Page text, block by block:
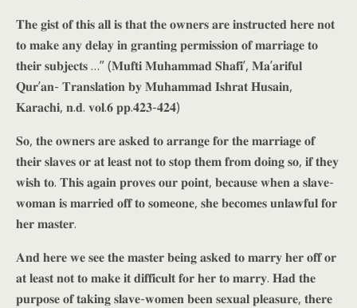
𝐓𝐡𝐞 𝐠𝐢𝐬𝐭 𝐨𝐟 𝐭𝐡𝐢𝐬 𝐚𝐥𝐥 𝐢𝐬 𝐭𝐡𝐚𝐭 𝐭𝐡𝐞 𝐨𝐰𝐧𝐞𝐫𝐬 𝐚𝐫𝐞 𝐢𝐧𝐬𝐭𝐫𝐮𝐜𝐭𝐞𝐝 𝐡𝐞𝐫𝐞 𝐧𝐨𝐭
𝐭𝐨 𝐦𝐚𝐤𝐞 𝐚𝐧𝐲 𝐝𝐞𝐥𝐚𝐲 𝐢𝐧 𝐠𝐫𝐚𝐧𝐭𝐢𝐧𝐠 𝐩𝐞𝐫𝐦𝐢𝐬𝐬𝐢𝐨𝐧 𝐨𝐟 𝐦𝐚𝐫𝐫𝐢𝐚𝐠𝐞 𝐭𝐨
𝐭𝐡𝐞𝐢𝐫 𝐬𝐮𝐛𝐣𝐞𝐜𝐭𝐬 …” (𝐌𝐮𝐟𝐭𝐢 𝐌𝐮𝐡𝐚𝐦𝐦𝐚𝐝 𝐒𝐡𝐚𝐟𝐢’, 𝐌𝐚’𝐚𝐫𝐢𝐟𝐮𝐥
𝐐𝐮𝐫’𝐚𝐧- 𝐓𝐫𝐚𝐧𝐬𝐥𝐚𝐭𝐢𝐨𝐧 𝐛𝐲 𝐌𝐮𝐡𝐚𝐦𝐦𝐚𝐝 𝐈𝐬𝐡𝐫𝐚𝐭 𝐇𝐮𝐬𝐚𝐢𝐧,
𝐊𝐚𝐫𝐚𝐜𝐡𝐢, 𝐧.𝐝. 𝐯𝐨𝐥.𝟔 𝐩𝐩.𝟒𝟐𝟑-𝟒𝟐𝟒)
𝐒𝐨, 𝐭𝐡𝐞 𝐨𝐰𝐧𝐞𝐫𝐬 𝐚𝐫𝐞 𝐚𝐬𝐤𝐞𝐝 𝐭𝐨 𝐚𝐫𝐫𝐚𝐧𝐠𝐞 𝐟𝐨𝐫 𝐭𝐡𝐞 𝐦𝐚𝐫𝐫𝐢𝐚𝐠𝐞 𝐨𝐟
𝐭𝐡𝐞𝐢𝐫 𝐬𝐥𝐚𝐯𝐞𝐬 𝐨𝐫 𝐚𝐭 𝐥𝐞𝐚𝐬𝐭 𝐧𝐨𝐭 𝐭𝐨 𝐬𝐭𝐨𝐩 𝐭𝐡𝐞𝐦 𝐟𝐫𝐨𝐦 𝐝𝐨𝐢𝐧𝐠 𝐬𝐨, 𝐢𝐟 𝐭𝐡𝐞𝐲
𝐰𝐢𝐬𝐡 𝐭𝐨. 𝐓𝐡𝐢𝐬 𝐚𝐠𝐚𝐢𝐧 𝐩𝐫𝐨𝐯𝐞𝐬 𝐨𝐮𝐫 𝐩𝐨𝐢𝐧𝐭, 𝐛𝐞𝐜𝐚𝐮𝐬𝐞 𝐰𝐡𝐞𝐧 𝐚 𝐬𝐥𝐚𝐯𝐞-
𝐰𝐨𝐦𝐚𝐧 𝐢𝐬 𝐦𝐚𝐫𝐫𝐢𝐞𝐝 𝐨𝐟𝐟 𝐭𝐨 𝐬𝐨𝐦𝐞𝐨𝐧𝐞, 𝐬𝐡𝐞 𝐛𝐞𝐜𝐨𝐦𝐞𝐬 𝐮𝐧𝐥𝐚𝐰𝐟𝐮𝐥 𝐟𝐨𝐫
𝐡𝐞𝐫 𝐦𝐚𝐬𝐭𝐞𝐫.
𝐀𝐧𝐝 𝐡𝐞𝐫𝐞 𝐰𝐞 𝐬𝐞𝐞 𝐭𝐡𝐞 𝐦𝐚𝐬𝐭𝐞𝐫 𝐛𝐞𝐢𝐧𝐠 𝐚𝐬𝐤𝐞𝐝 𝐭𝐨 𝐦𝐚𝐫𝐫𝐲 𝐡𝐞𝐫 𝐨𝐟𝐟 𝐨𝐫
𝐚𝐭 𝐥𝐞𝐚𝐬𝐭 𝐧𝐨𝐭 𝐭𝐨 𝐦𝐚𝐤𝐞 𝐢𝐭 𝐝𝐢𝐟𝐟𝐢𝐜𝐮𝐥𝐭 𝐟𝐨𝐫 𝐡𝐞𝐫 𝐭𝐨 𝐦𝐚𝐫𝐫𝐲. 𝐇𝐚𝐝 𝐭𝐡𝐞
𝐩𝐮𝐫𝐩𝐨𝐬𝐞 𝐨𝐟 𝐭𝐚𝐤𝐢𝐧𝐠 𝐬𝐥𝐚𝐯𝐞-𝐰𝐨𝐦𝐞𝐧 𝐛𝐞𝐞𝐧 𝐬𝐞𝐱𝐮𝐚𝐥 𝐩𝐥𝐞𝐚𝐬𝐮𝐫𝐞, 𝐭𝐡𝐞𝐫𝐞